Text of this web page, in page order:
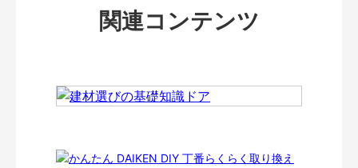
関連コンテンツ